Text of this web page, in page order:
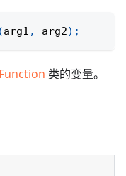
(arg1 , arg2) ;
类的变量。